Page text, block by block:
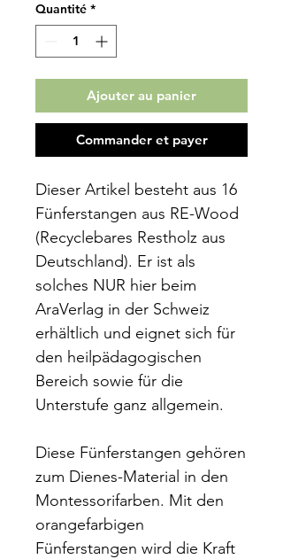
Quantité *
Ajouter au panier
Commander et payer
Dieser Artikel besteht aus 16
Fünferstangen aus RE-Wood
(Recyclebares Restholz aus
Deutschland). Er ist als
solches NUR hier beim
AraVerlag in der Schweiz
erhältlich und eignet sich für
den heilpädagogischen
Bereich sowie für die
Unterstufe ganz allgemein.
Diese Fünferstangen gehören
zum Dienes-Material in den
Montessorifarben. Mit den
orangefarbigen
Fünferstangen wird die Kraft